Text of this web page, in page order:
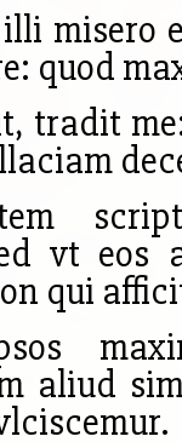
misero
quod
tradit
vt eos
qui
aliud